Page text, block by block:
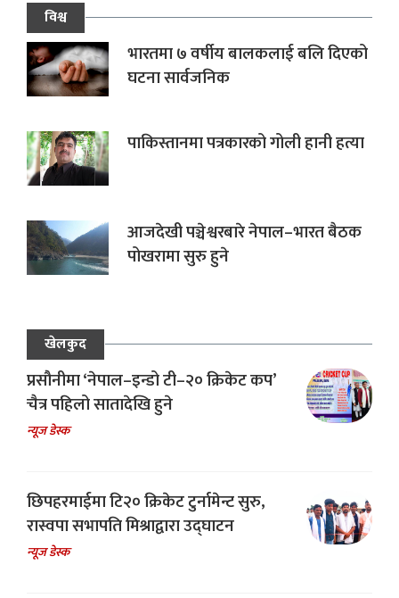
विश्व
भारतमा ७ वर्षीय बालकलाई बलि दिएको
घटना सार्वजनिक
पाकिस्तानमा पत्रकारको गोली हानी हत्या
आजदेखी पञ्चेश्वरबारे नेपाल–भारत बैठक
पोखरामा सुरु हुने
खेलकुद
प्रसौनीमा ‘नेपाल–इन्डो टी–२० क्रिकेट कप’
चैत्र पहिलो सातादेखि हुने
न्यूज डेस्क
छिपहरमाईमा टि२० क्रिकेट टुर्नामेन्ट सुरु,
रास्वपा सभापति मिश्राद्वारा उद्घाटन
न्यूज डेस्क